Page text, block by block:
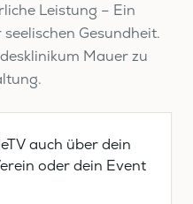
Leistung – Ein
Gesundheit.
Mauer zu
auch über dein
oder dein Event